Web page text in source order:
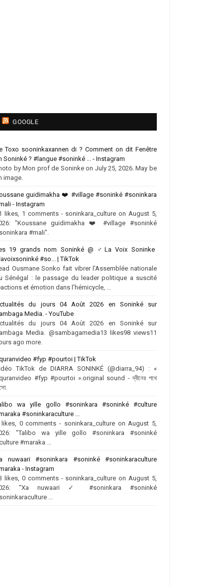
GOOGLE
Toxo sooninkaxannen di ? Comment on dit Fenêtre
Soninké ? #langue #soninké ... - Instagram
by Mon prof de Soninke on July 25, 2026. May be
image.
guidimakha ❤️‍ #village #soninké #soninkara
- Instagram
likes, 1 comments - soninkara_culture on August 5,
"Koussane guidimakha ❤️‍ #village #soninké
#mali".
19 grands nom Soninké @ ‍♂️La Voix Soninke
#so... | TikTok
Ousmane Sonko fait vibrer l'Assemblée nationale
Sénégal : le passage du leader politique a suscité
et émotion dans l'hémicycle, ...
du jours 04 Août 2026 en Soninké sur
Media. - YouTube
du jours 04 Août 2026 en Soninké sur
Media. @sambagamedia13 likes98 views11
ago more.
#fyp #pourtoi | TikTok
TikTok de DIARRA SONINKÉ (@diarra_94) : «
#fyp #pourtoi ».original sound - দ্বীনের পথে
wa yille gollo #soninkara #soninké #culture
#soninkaraculture ...
likes, 0 comments - soninkara_culture on August 5,
"Talibo wa yille gollo #soninkara #soninké
#maraka ...
nuwaari #soninkara #soninké #soninkaraculture
- Instagram
likes, 0 comments - soninkara_culture on August 5,
"Xa nuwaari ✓ #soninkara #soninké
...